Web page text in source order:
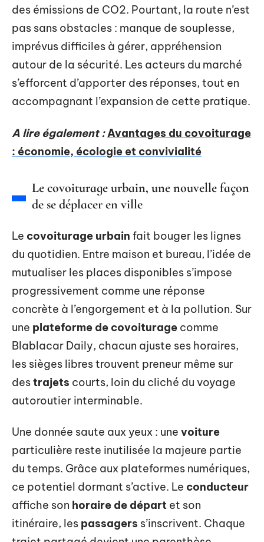
des émissions de CO2. Pourtant, la route n’est
pas sans obstacles : manque de souplesse,
imprévus difficiles à gérer, appréhension
autour de la sécurité. Les acteurs du marché
s’efforcent d’apporter des réponses, tout en
accompagnant l’expansion de cette pratique.
A lire également : Avantages du covoiturage
: économie, écologie et convivialité
Le covoiturage urbain, une nouvelle façon
de se déplacer en ville
Le covoiturage urbain fait bouger les lignes
du quotidien. Entre maison et bureau, l’idée de
mutualiser les places disponibles s’impose
progressivement comme une réponse
concrète à l’engorgement et à la pollution. Sur
une plateforme de covoiturage comme
Blablacar Daily, chacun ajuste ses horaires,
les sièges libres trouvent preneur même sur
destrajets courts, loin du cliché du voyage
autoroutier interminable.
Une donnée saute aux yeux : une voiture
particulière reste inutilisée la majeure partie
du temps. Grâce aux plateformes numériques,
ce potentiel dormant s’active. Le conducteur
affiche son horaire de départ et son
itinéraire, les passagers s’inscrivent. Chaque